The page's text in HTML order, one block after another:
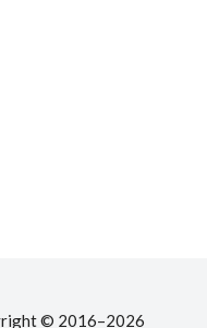
© 2016–2026